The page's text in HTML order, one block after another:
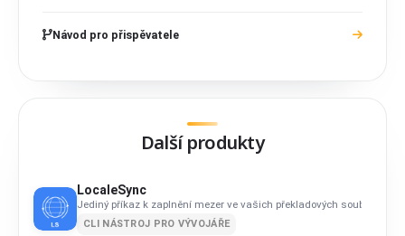
Návod pro přispěvatele
Další produkty
LocaleSync
Jediný příkaz k zaplnění mezer ve vašich překladových souborech.
CLI NÁSTROJ PRO VÝVOJÁŘE